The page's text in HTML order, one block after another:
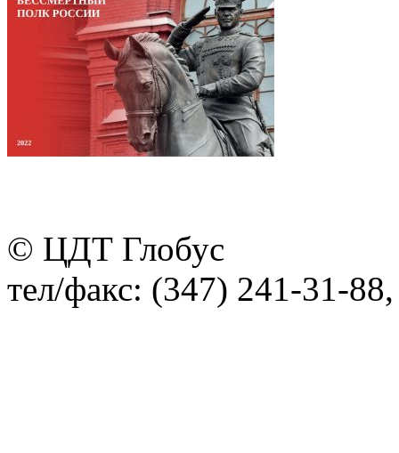
© ЦДТ Глобус
тел/факс: (347) 241-31-